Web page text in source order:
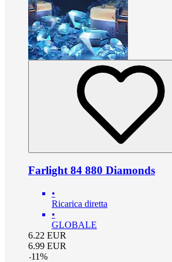
Farlight 84 880 Diamonds
•
Ricarica diretta
•
GLOBALE
6.22 EUR
6.99 EUR
-11%